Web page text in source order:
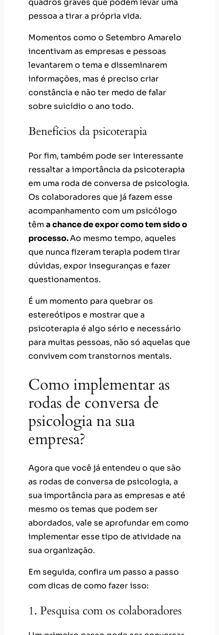
quadros graves que podem levar uma
pessoa a tirar a própria vida.
Momentos como o Setembro Amarelo
incentivam as empresas e pessoas
levantarem o tema e disseminarem
informações, mas é preciso criar
constância e não ter medo de falar
sobre suicídio o ano todo.
Benefícios da psicoterapia
Por fim, também pode ser interessante
ressaltar a importância da psicoterapia
em uma roda de conversa de psicologia.
Os colaboradores que já fazem esse
acompanhamento com um psicólogo
têma chance de expor como tem sido o
processo.Ao mesmo tempo, aqueles
que nunca fizeram terapia podem tirar
dúvidas, expor inseguranças e fazer
questionamentos.
É um momento para quebrar os
estereótipos e mostrar que a
psicoterapia é algo sério e necessário
para muitas pessoas, não só aquelas que
convivem com transtornos mentais.
Como implementar as
rodas de conversa de
psicologia na sua
empresa?
Agora que você já entendeu o que são
as rodas de conversa de psicologia, a
sua importância para as empresas e até
mesmo os temas que podem ser
abordados, vale se aprofundar em como
implementar esse tipo de atividade na
sua organização.
Em seguida, confira um passo a passo
com dicas de como fazer isso:
1. Pesquisa com os colaboradores